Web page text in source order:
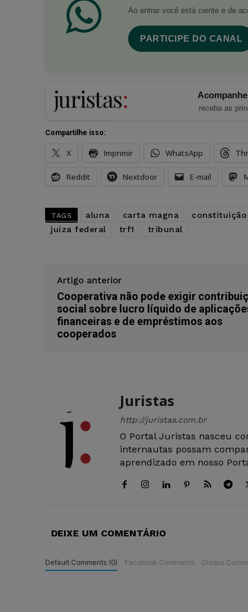
Ao entrar você está ciente e de
PARTICIPE DO CANAL
receba as
Compartilhe isso:
X Imprimir WhatsApp
Reddit Nextdoor E-mail
TAGS aluna carta magna
juíza federal
trf1 tribunal
Artigo anterior
Cooperativa não pode exigir
social sobre lucro líquido de
financeiras e de empréstimos aos
cooperados
Juristas
http://juristas.com.br
O Portal Juristas nasceu
internautas possam
aprendizado em nosso
DEIXE UM COMENTÁRIO
Default Comments (0) Facebook Comments Disqus